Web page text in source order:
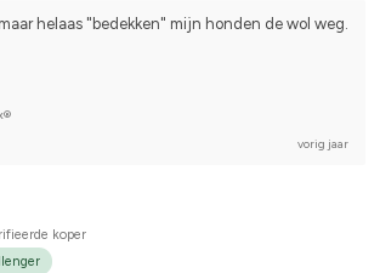
helaas "bedekken" mijn honden de wol weg.
vorig jaar
koper